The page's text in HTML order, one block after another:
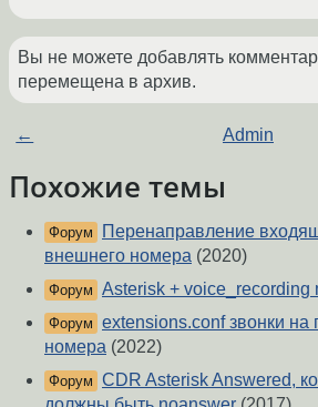
Вы не можете добавлять
перемещена в архив.
← Admin
Похожие темы
Форум
Перенаправление
внешнего номера (2020)
Форум Asterisk + voice_recording
Форум extensions.conf звонки на
номера (2022)
Форум CDR Asterisk Answered,